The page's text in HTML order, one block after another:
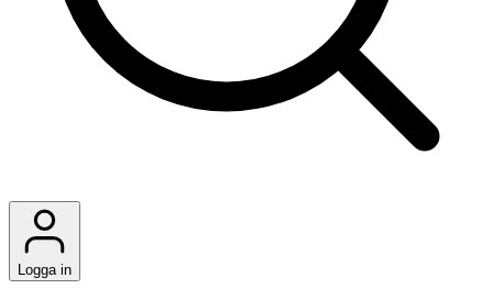
Logga in